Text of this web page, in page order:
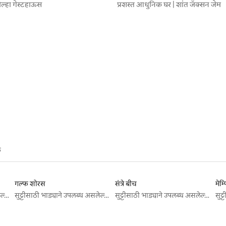
गेस्टहाऊस
प्रशस्त आधुनिक घर | शांत जॅक्सन जेम
सुट्टीसाठी भाड्याने उपलब्ध असलेल्या जागा
गल्फ शोरस
सुट्टीसाठी भाड्याने उपलब्ध असलेल्या जागा
संत्रे बीच
सुट्टीसाठी भाड्याने उपलब्ध असलेल्या जागा